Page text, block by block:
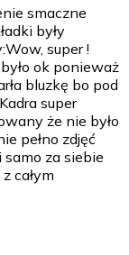
smaczne
były
super !
ok ponieważ
bluzkę bo pod
super
że nie było
pełno zdjęć
za siebie
całym